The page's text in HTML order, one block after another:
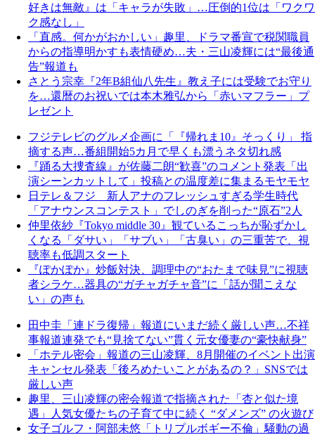
好きは無敵』は「キャラが失敗」…圧倒的1位は「ワクワ
ク感なし」
「直感。何かがおかしい」趣里、ドラマ番宣で税関職員
からの指導明かすも表情硬め…夫・三山凌輝には“最後通
告”報道も
さとう宗幸『2年B組仙八先生』教え子には受験でお守り
を…還暦のお祝いでは本木雅弘から「赤いマフラー」プ
レゼント
フジテレビのグルメ企画に「『帰れま10』そっくり」 指
摘する声…番組開始5カ月で早くも漂うネタ切れ感
『踊る大捜査線』が佐藤二朗“歓喜”のコメント発表「出
演シーンカットして」投稿との温度差に集まるモヤモヤ
日テレ＆フジ 新人アナのフレッシュすぎる学生時代
「アナウンスコンテスト」でしのぎを削った“原石”2人
仲里依紗『Tokyo middle 30』観ているこっちが恥ずかし
くなる「ダサい」「サブい」「古臭い」の三重苦で、視
聴率も低調スタート
『ぽかぽか』炒飯対決、調理中の“おたまで味見”に視聴
者シラケ…器具の“ガチャガチャ音”に「話が聞こえな
い」の声も
田中圭「連ドラ復帰」報道にいまだ続く厳しい声…不祥
事報道連発でも“見捨てない”貫く元女優妻の“豪快献身”
「ホテル密会」報道の三山凌輝、8月開催のイベント出演
キャンセル発表「後ろめたいことがあるの？」SNSでは
厳しい声
趣里、三山凌輝の密会報道で指摘された「杏と似た境
遇」人気女優たちの子育て中に続く “ダメンズ” の火遊び
女子ゴルフ・阿部未悠「トリプルボギー不倫」騒動の過